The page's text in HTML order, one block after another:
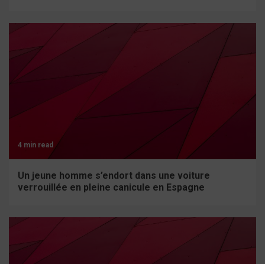
4 min read
Un jeune homme s’endort dans une voiture
verrouillée en pleine canicule en Espagne